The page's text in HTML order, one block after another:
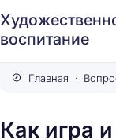
воспитание
Главная
Как игра